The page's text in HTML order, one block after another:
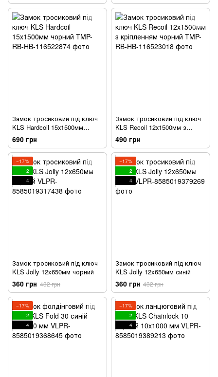
Замок тросиковий під ключ
KLS Hardcoil 15х1500мм
чорний
690 грн
Замок тросиковий під ключ
KLS Recoil 12х1500мм з
кріпленням чорний
490 грн
−17%
2
4
Замок тросиковий під ключ
KLS Jolly 12x650мм чорний
360 грн 432 грн
−17%
2
4
Замок тросиковий під ключ
KLS Jolly 12x650мм синій
360 грн 432 грн
−17%
2
4
−17%
2
4